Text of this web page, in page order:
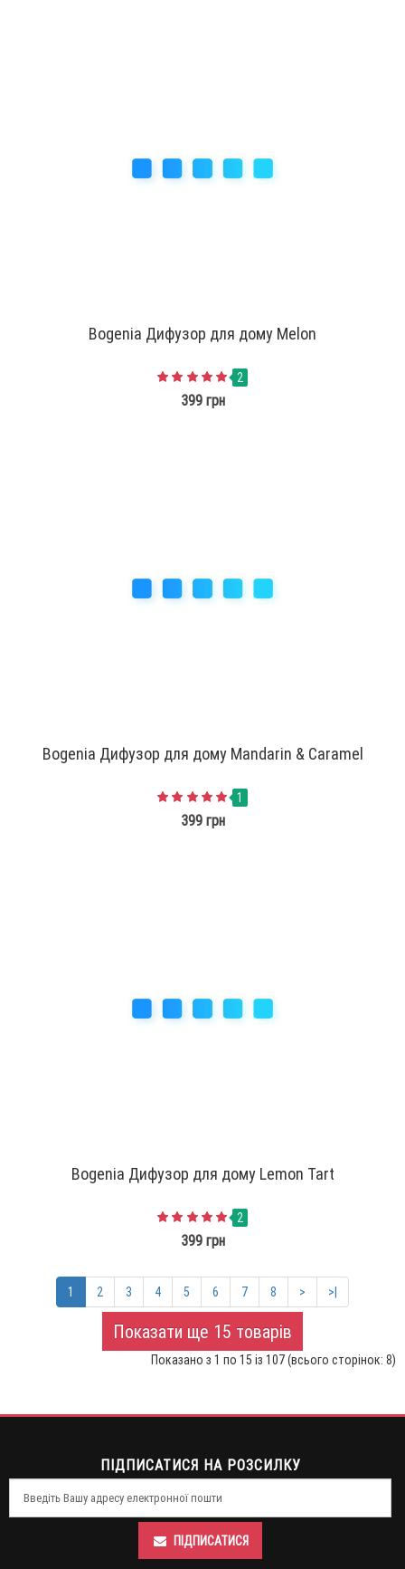
Bogenia Дифузор для дому Melon
2
399 грн
Bogenia Дифузор для дому Mandarin & Caramel
1
399 грн
Bogenia Дифузор для дому Lemon Tart
2
399 грн
1 2 3 4 5 6 7 8 > >|
Показати ще 15 товарів
Показано з 1 по 15 із 107 (всього сторінок: 8)
ПІДПИСАТИСЯ НА РОЗСИЛКУ
ПІДПИСАТИСЯ